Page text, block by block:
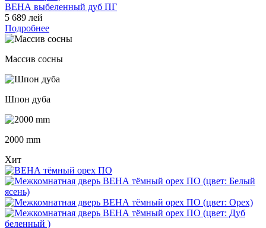
ВЕНА выбеленный дуб ПГ
5 689 лей
Подробнее
Массив сосны
Шпон дуба
2000 mm
Хит